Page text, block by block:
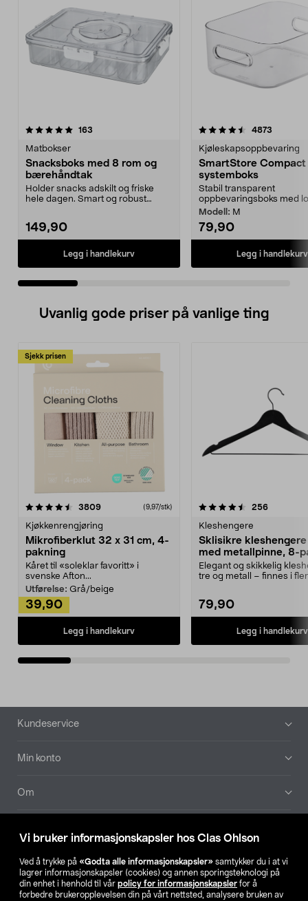
Vi bruker informasjonskapsler hos Clas Ohlson
Ved å trykke på «Godta alle informasjonskapsler» samtykker du i at vi
lagrer informasjonskapsler (cookies) og annen sporingsteknologi på
din enhet i henhold til vår policy for informasjonskapsler for å
forbedre brukeropplevelsen din på vårt nettsted, analysere bruken av
163
Matbokser
Snacksboks med 8 rom og
bærehåndtak
Holder snacks adskilt og friske
hele dagen. Smart og robust
149,90
Legg i handlekurv
4.5 av 5 stjerner 4873
Kjøleskapsoppbevaring
SmartStore Compact
systemboks
Stabil transparent
oppbevaringsboks med
Modell: M
79,90
Legg i handlekurv
4.5 av 5 stjerner
Uvanlig gode priser på vanlige ting
Sjekk prisen
3809anmeldelser(9,97/stk)
Kjøkkenrengjøring
Mikrofiberklut 32 x 31 cm, 4-
pakning
Kåret til «soleklar favoritt» i
svenske Afton...
Utførelse: Grå/beige
39,90
Legg i handlekurv
4.5av 5 stjerner 256
Kleshengere
Sklisikre
med metallpinne, 8-
Elegant og skikkelig
tre og metall – finnes i
79,90
Legg i handlekurv
4.5av 5 stjerner
Bunntekst
Kundeservice
Min konto
Om
Våre selskaper
Finn din butikk